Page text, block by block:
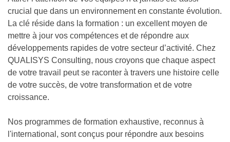
crucial que dans un environnement en constante évolution.
La clé réside dans la formation : un excellent moyen de
mettre à jour vos compétences et de répondre aux
développements rapides de votre secteur d’activité. Chez
QUALISYS Consulting, nous croyons que chaque aspect
de votre travail peut se raconter à travers une histoire celle
de votre succès, de votre transformation et de votre
croissance.
Nos programmes de formation exhaustive, reconnus à
l'international, sont conçus pour répondre aux besoins